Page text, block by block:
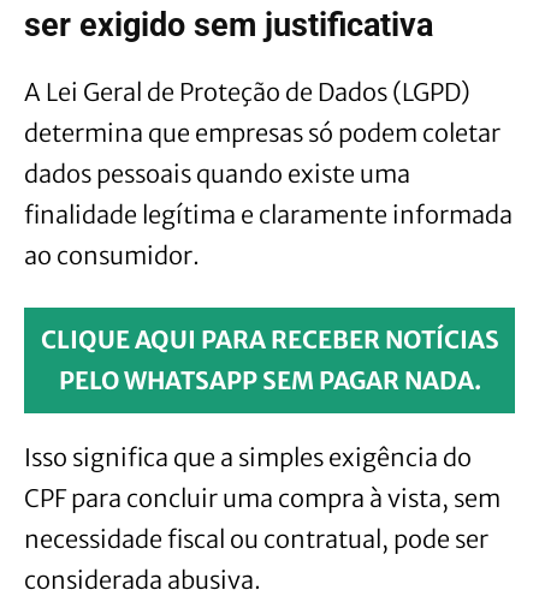
ser exigido sem justificativa
A Lei Geral de Proteção de Dados (LGPD)
determina que empresas só podem coletar
dados pessoais quando existe uma
finalidade legítima e claramente informada
ao consumidor.
CLIQUE AQUI PARA RECEBER NOTÍCIAS
PELO WHATSAPP SEM PAGAR NADA.
Isso significa que a simples exigência do
CPF para concluir uma compra à vista, sem
necessidade fiscal ou contratual, pode ser
considerada abusiva.